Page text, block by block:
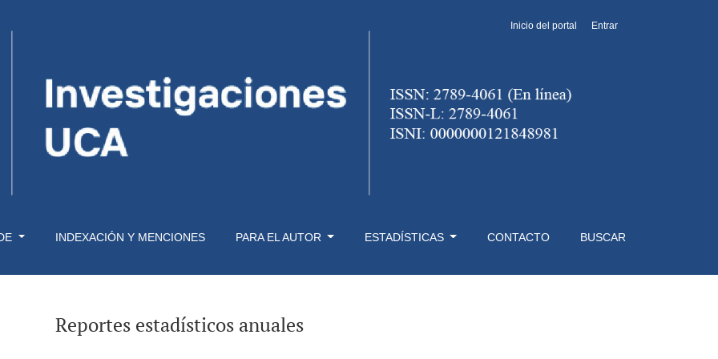
INDEXACIÓN Y MENCIONES PARA EL AUTOR ESTADÍSTICAS CONTACTO BUSCAR
Inicio del portal Entrar
Reportes estadísticos anuales